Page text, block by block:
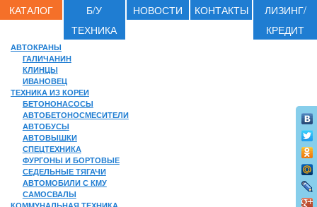
КАТАЛОГ
Б/У
ТЕХНИКА
НОВОСТИ КОНТАКТЫ
ЛИЗИНГ/
КРЕДИТ
АВТОКРАНЫ
ГАЛИЧАНИН
КЛИНЦЫ
ИВАНОВЕЦ
ТЕХНИКА ИЗ КОРЕИ
БЕТОНОНАСОСЫ
АВТОБЕТОНОСМЕСИТЕЛИ
АВТОБУСЫ
АВТОВЫШКИ
СПЕЦТЕХНИКА
ФУРГОНЫ И БОРТОВЫЕ
СЕДЕЛЬНЫЕ ТЯГАЧИ
АВТОМОБИЛИ С КМУ
САМОСВАЛЫ